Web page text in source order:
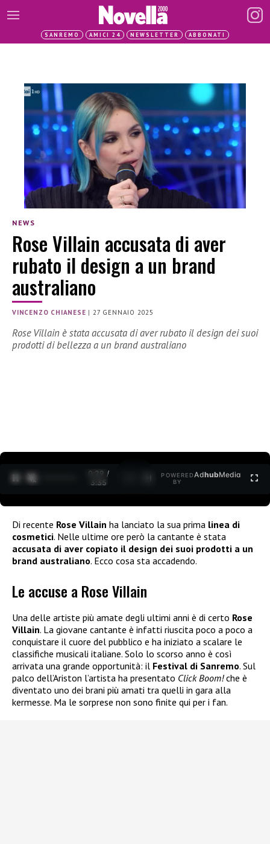
SANREMO AMICI 24 NEWSLETTER ABBONATI
NEWS
Rose Villain accusata di aver
rubato il design a un brand
australiano
VINCENZO CHIANESE |27 GENNAIO 2025
Rose Villain è stata accusata di aver rubato il design dei suoi
prodotti di bellezza a un brand australiano
0:30 /
3:35
POWERED
BY
AdhubMedia
Di recente Rose Villain ha lanciato la sua prima linea di
cosmetici. Nelle ultime ore però la cantante è stata
accusata di aver copiato il design dei suoi prodotti a un
brand australiano. Ecco cosa sta accadendo.
Le accuse a Rose Villain
Una delle artiste più amate degli ultimi anni è di certo Rose
Villain. La giovane cantante è infatti riuscita poco a poco a
conquistare il cuore del pubblico e ha iniziato a scalare le
classifiche musicali italiane. Solo lo scorso anno è così
arrivata una grande opportunità: il Festival di Sanremo. Sul
palco dell’Ariston l’artista ha presentato Click Boom!che è
diventato uno dei brani più amati tra quelli in gara alla
kermesse. Ma le sorprese non sono finite qui per i fan.